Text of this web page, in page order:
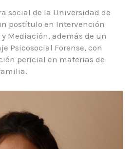
social de la Universidad de
postítulo en Intervención
Mediación, además de un
Psicosocial Forense, con
pericial en materias de